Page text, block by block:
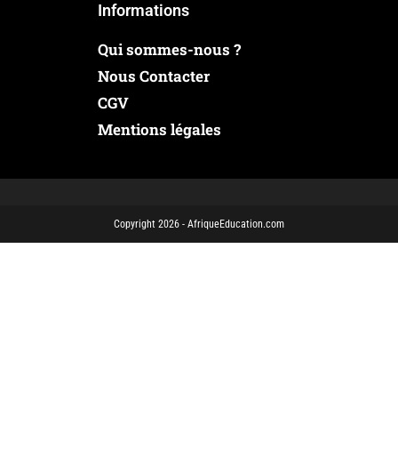
Informations
Qui sommes-nous ?
Nous Contacter
CGV
Mentions légales
Copyright 2026 - AfriqueEducation.com